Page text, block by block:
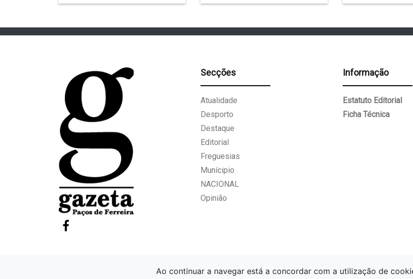
Secções
Atualidade
Desporto
Destaque
Editorial
Freguesias
Munícipio
NACIONAL
Opinião
Informação
Estatuto Editorial
Ficha Técnica
Gazeta Paços de Ferreira.Todos os direitos
Ao continuar a navegar está a concordar com a utilização de